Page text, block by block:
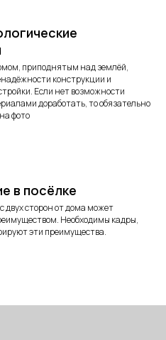
приподнятым над землёй,
конструкции и
Если нет возможности
доработать, то обязательно
фото
в посёлке
двух сторон от дома может
Необходимы кадры,
эти преимущества.